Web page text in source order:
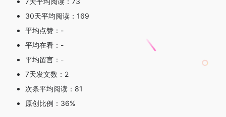
30天平均阅读：169
平均点赞：-
平均在看：-
平均留言：-
7天发文数：2
次条平均阅读：81
原创比例：36%